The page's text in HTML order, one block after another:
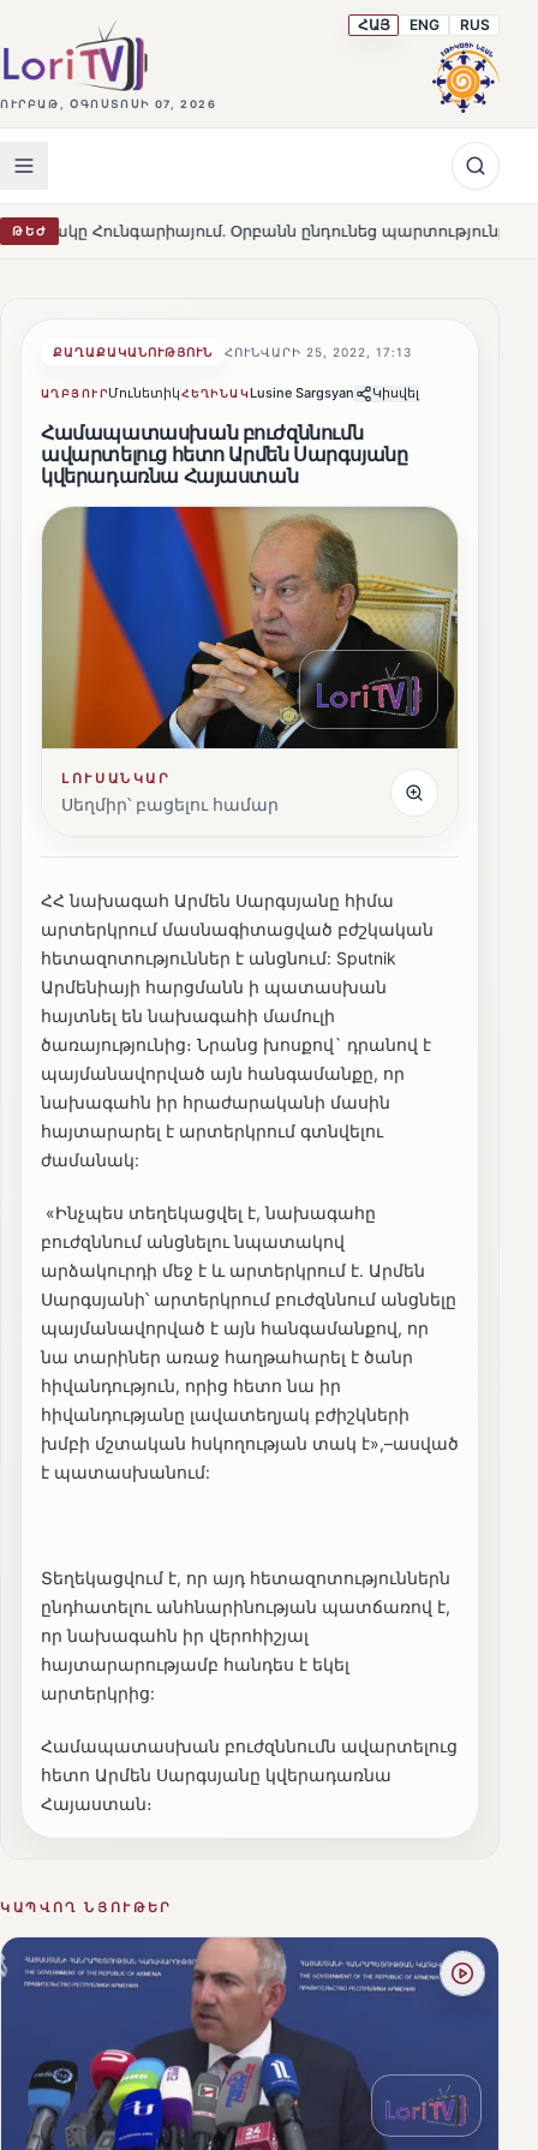
ՈՒՐԲԱԹ, ՕԳՈՍՏՈՍԻ 07, 2026
ՀԱՅ ENG RUS
ԹԵԺ Օրբանն ընդունեց պարտությունը HOT Մարթա
ՔԱՂԱՔԱԿԱՆՈՒԹՅՈՒՆ ՀՈՒՆՎԱՐԻ 25, 2022, 17:13
ԱՂԲՅՈՒՐՄունետիկՀԵՂԻՆԱԿLusine Sargsyan Կիսվել
Համապատասխան բուժզննումն
ավարտելուց հետո Արմեն Սարգսյանը
կվերադառնա Հայաստան
ԼՈՒՍԱՆԿԱՐ
Սեղմիր՝ բացելու համար
ՀՀ նախագահ Արմեն Սարգսյանը հիմա
արտերկրում մասնագիտացված բժշկական
հետազոտություններ է անցնում: Sputnik
Արմենիայի հարցմանն ի պատասխան
հայտնել են նախագահի մամուլի
ծառայությունից։ Նրանց խոսքով` դրանով է
պայմանավորված այն հանգամանքը, որ
նախագահն իր հրաժարականի մասին
հայտարարել է արտերկրում գտնվելու
ժամանակ:
«Ինչպես տեղեկացվել է, նախագահը
բուժզննում անցնելու նպատակով
արձակուրդի մեջ է և արտերկրում է. Արմեն
Սարգսյանի՝ արտերկրում բուժզննում անցնելը
պայմանավորված է այն հանգամանքով, որ
նա տարիներ առաջ հաղթահարել է ծանր
հիվանդություն, որից հետո նա իր
հիվանդությանը լավատեղյակ բժիշկների
խմբի մշտական հսկողության տակ է»,–ասված
է պատասխանում:
Տեղեկացվում է, որ այդ հետազոտություններն
ընդհատելու անհնարինության պատճառով է,
որ նախագահն իր վերոհիշյալ
հայտարարությամբ հանդես է եկել
արտերկրից:
Համապատասխան բուժզննումն ավարտելուց
հետո Արմեն Սարգսյանը կվերադառնա
Հայաստան։
ԿԱՊՎՈՂ ՆՅՈՒԹԵՐ